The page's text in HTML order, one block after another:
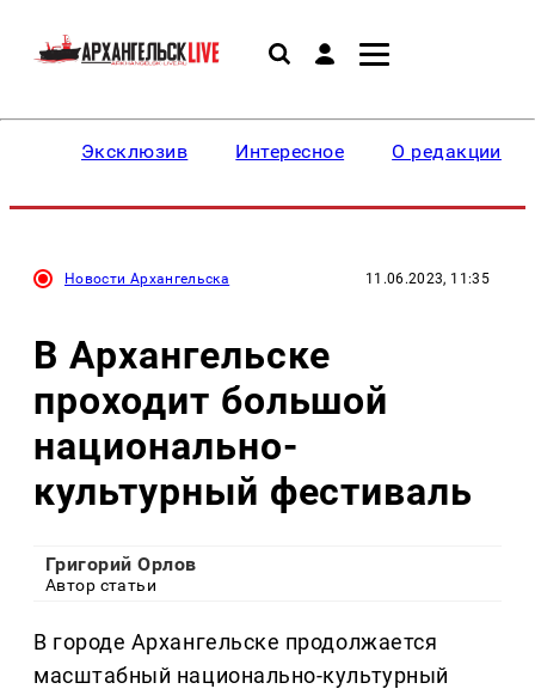
Эксклюзив Интересное О редакции
Новости Архангельска 11.06.2023, 11:35
В Архангельске
проходит большой
национально-
культурный фестиваль
Григорий Орлов
Автор статьи
В городе Архангельске продолжается
масштабный национально-культурный